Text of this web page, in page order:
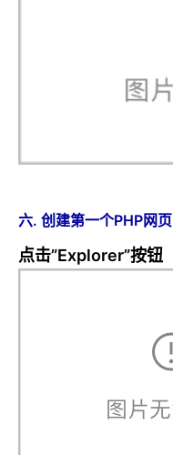
六. 创建第一个PHP网页
点击”Explorer”按钮